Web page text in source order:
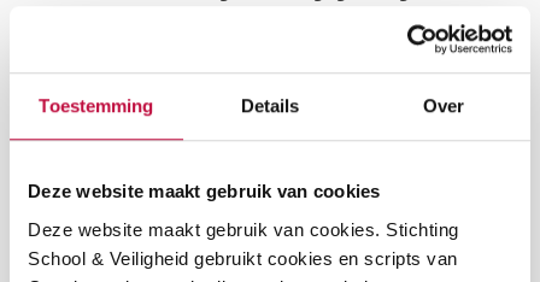
Toestemming Details Over
Deze website maakt gebruik van cookies
Deze website maakt gebruik van cookies. Stichting
School & Veiligheid gebruikt cookies en scripts van
De stichting heeft het recht een open
inschrijvingscursus/bijeenkomst te annuleren of te
verplaatsen, bijvoorbeeld als er onvoldoende
deelnemers zijn, tot uiterlijk twee weken voor de
eerste cursusdag/bijeenkomst. Deelnemers hebben
het recht op terugbetaling van het volledige aan de